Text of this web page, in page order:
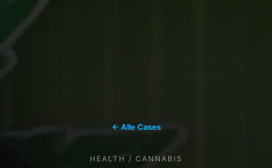
← Alle Cases
HEALTH / CANNABIS